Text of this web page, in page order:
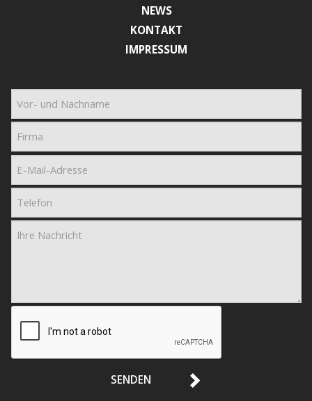
NEWS
KONTAKT
IMPRESSUM
SENDEN